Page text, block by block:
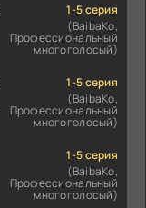
1-5 серия
(BaibaKo,
Профессиональный
многоголосый)
1-5 серия
(BaibaKo,
Профессиональный
многоголосый)
1-5 серия
(BaibaKo,
Профессиональный
многоголосый)